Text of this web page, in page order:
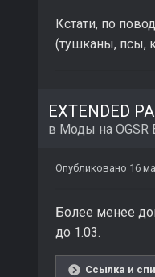
Кстати, по
(тушканы, псы,
EXTENDED
в Моды на OGSR
Опубликовано 16
Более менее
до 1.03.
Ссылка и